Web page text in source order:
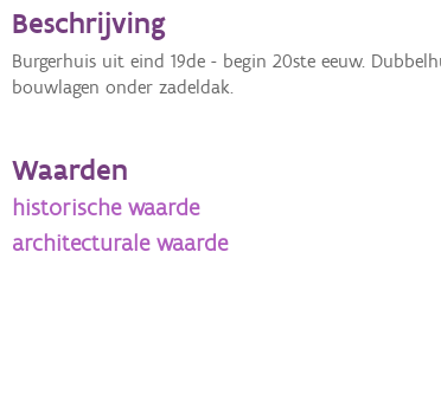
Beschrijving
Burgerhuis uit eind 19de - begin 20ste eeuw.
bouwlagen onder zadeldak.
Waarden
historische waarde
architecturale waarde